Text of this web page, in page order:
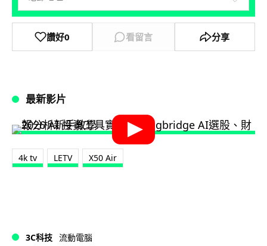
讚好0 看留言 分享
最新影片
4k tv LETV X50 Air
3C科技 流動電腦